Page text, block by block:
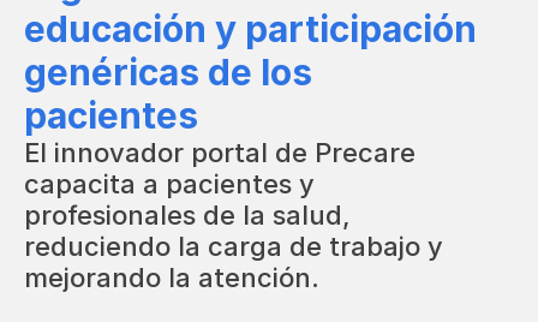
educación y participación
genéricas de los
pacientes
El innovador portal de Precare
capacita a pacientes y
profesionales de la salud,
reduciendo la carga de trabajo y
mejorando la atención.